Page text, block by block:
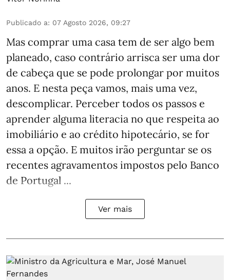
Publicado a: 07 Agosto 2026, 09:27
Mas comprar uma casa tem de ser algo bem
planeado, caso contrário arrisca ser uma dor
de cabeça que se pode prolongar por muitos
anos. E nesta peça vamos, mais uma vez,
descomplicar. Perceber todos os passos e
aprender alguma literacia no que respeita ao
imobiliário e ao crédito hipotecário, se for
essa a opção. E muitos irão perguntar se os
recentes agravamentos impostos pelo Banco
de Portugal ...
Ver mais